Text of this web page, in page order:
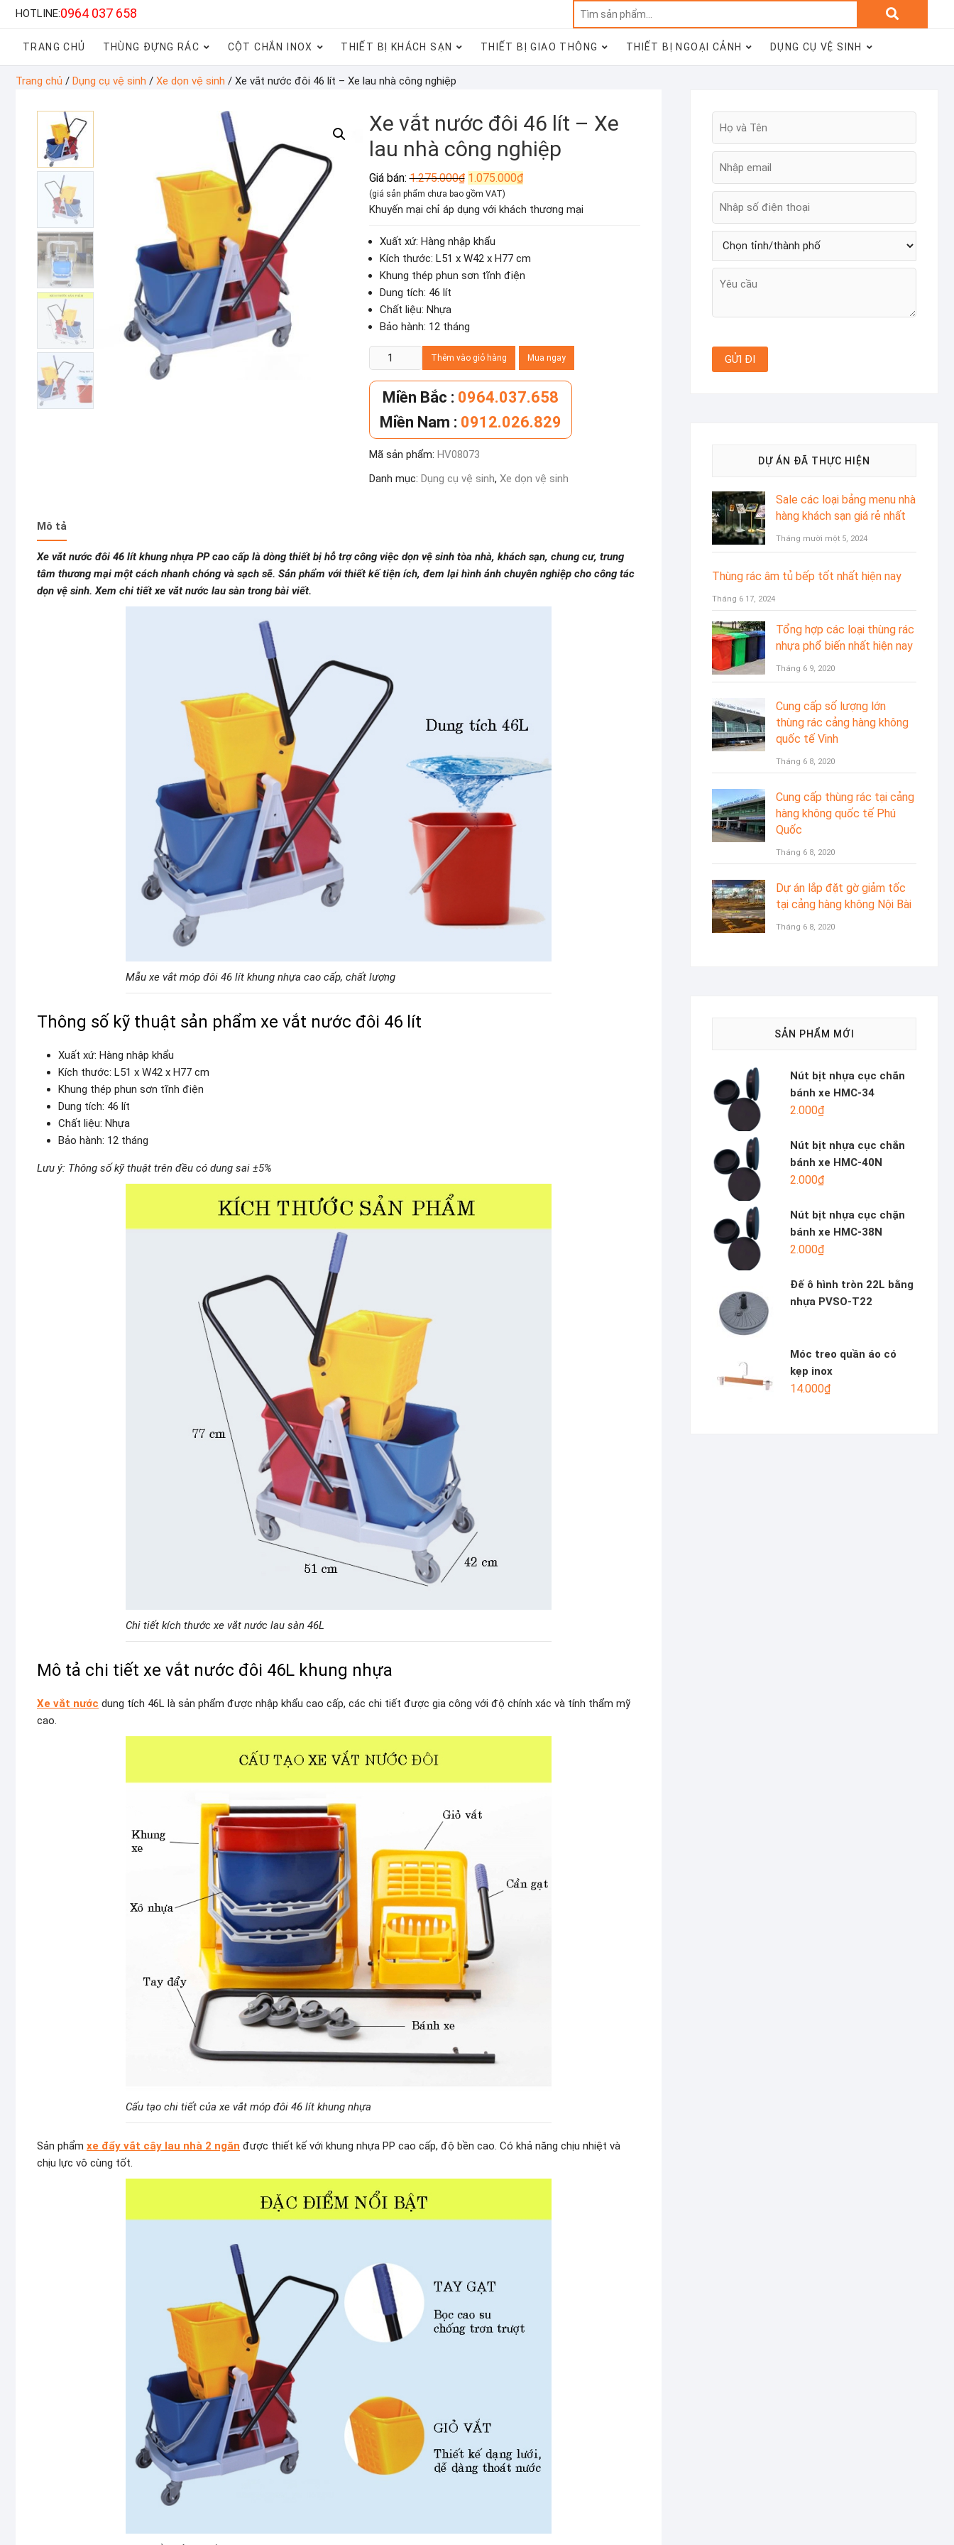
HOTLINE:0964 037 658
kiếm:
TRANG CHỦ THÙNG ĐỰNG RÁC CỘT CHẮN INOX THIẾT BỊ KHÁCH SẠN THIẾT BỊ GIAO THÔNG THIẾT BỊ NGOẠI CẢNH DỤNG CỤ VỆ SINH
Trang chủ / Dụng cụ vệ sinh / Xe dọn vệ sinh / Xe vắt nước đôi 46 lít – Xe lau nhà công nghiệp
Xe vắt nước đôi 46 lít – Xe
lau nhà công nghiệp
Giá bán:1.275.000₫ Giá
gốc
là:
1.275.000₫.
1.075.000₫Giá
hiện
là:
(giá sản phẩm chưa bao gồm VAT)
Khuyến mại chỉ áp dụng với khách thương mại
Xuất xứ: Hàng nhập khẩu
Kích thước: L51 x W42 x H77 cm
Khung thép phun sơn tĩnh điện
Dung tích: 46 lít
Chất liệu: Nhựa
Bảo hành: 12 tháng
vắt
nước
đôi
lít
-
Xe
số
lượng
Thêm vào giỏ hàng Mua ngay
Miền Bắc : 0964.037.658
Miền Nam : 0912.026.829
Mã sản phẩm: HV08073
Danh mục: Dụng cụ vệ sinh, Xe dọn vệ sinh
Mô tả
Xe vắt nước đôi 46 lít khung nhựa PP cao cấp là dòng thiết bị hỗ trợ công việc dọn vệ sinh tòa nhà, khách sạn, chung cư, trung
tâm thương mại một cách nhanh chóng và sạch sẽ. Sản phẩm với thiết kế tiện ích, đem lại hình ảnh chuyên nghiệp cho công tác
dọn vệ sinh. Xem chi tiết xe vắt nước lau sàn trong bài viết.
Mẫu xe vắt móp đôi 46 lít khung nhựa cao cấp, chất lượng
Thông số kỹ thuật sản phẩm xe vắt nước đôi 46 lít
Xuất xứ: Hàng nhập khẩu
Kích thước: L51 x W42 x H77 cm
Khung thép phun sơn tĩnh điện
Dung tích: 46 lít
Chất liệu: Nhựa
Bảo hành: 12 tháng
Lưu ý: Thông số kỹ thuật trên đều có dung sai ±5%
Chi tiết kích thước xe vắt nước lau sàn 46L
Mô tả chi tiết xe vắt nước đôi 46L khung nhựa
Xe vắt nước dung tích 46L là sản phẩm được nhập khẩu cao cấp, các chi tiết được gia công với độ chính xác và tính thẩm mỹ
cao.
Cấu tạo chi tiết của xe vắt móp đôi 46 lít khung nhựa
Sản phẩm xe đẩy vắt cây lau nhà 2 ngăn được thiết kế với khung nhựa PP cao cấp, độ bền cao. Có khả năng chịu nhiệt và
chịu lực vô cùng tốt.
DỰ ÁN ĐÃ THỰC HIỆN
Sale các loại bảng menu nhà
hàng khách sạn giá rẻ nhất
Tháng mười một 5, 2024
Thùng rác âm tủ bếp tốt nhất hiện nay
Tháng 6 17, 2024
Tổng hợp các loại thùng rác
nhựa phổ biến nhất hiện nay
Tháng 6 9, 2020
Cung cấp số lượng lớn
thùng rác cảng hàng không
quốc tế Vinh
Tháng 6 8, 2020
Cung cấp thùng rác tại cảng
hàng không quốc tế Phú
Quốc
Tháng 6 8, 2020
Dự án lắp đặt gờ giảm tốc
tại cảng hàng không Nội Bài
Tháng 6 8, 2020
SẢN PHẨM MỚI
Nút bịt nhựa cục chắn
bánh xe HMC-34
2.000₫
Nút bịt nhựa cục chắn
bánh xe HMC-40N
2.000₫
Nút bịt nhựa cục chặn
bánh xe HMC-38N
2.000₫
Đế ô hình tròn 22L bằng
nhựa PVSO-T22
Móc treo quần áo có
kẹp inox
14.000₫